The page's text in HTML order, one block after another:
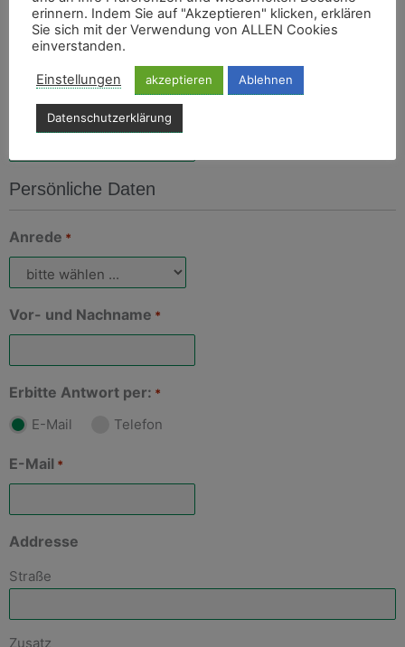
Projektbezeichnung
Medias Kundennummer
Persönliche Daten
Anrede *
Vor- und Nachname *
Erbitte Antwort per: *
E-Mail Telefon
E-Mail *
Addresse
Straße
Zusatz
erinnern. Indem Sie auf "Akzeptieren" klicken, erklären
Sie sich mit der Verwendung von ALLEN Cookies
einverstanden.
Einstellungen akzeptieren Ablehnen
Datenschutzerklärung